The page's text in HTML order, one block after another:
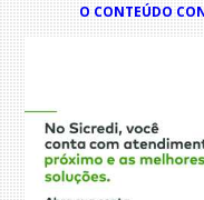
O CONTEÚDO